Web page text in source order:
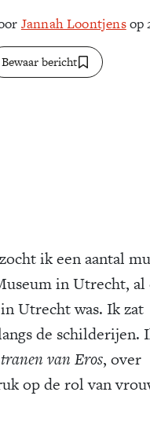
Jannah Loontjensop
Bewaar bericht
ik een aantal
in Utrecht, al
Utrecht was. Ik zat
de schilderijen.
van Eros, over
op de rol van